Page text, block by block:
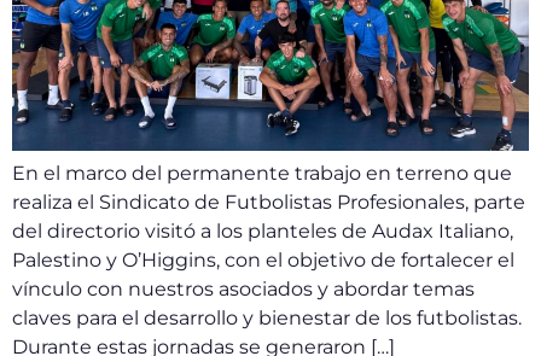
En el marco del permanente trabajo en terreno que
realiza el Sindicato de Futbolistas Profesionales, parte
del directorio visitó a los planteles de Audax Italiano,
Palestino y O’Higgins, con el objetivo de fortalecer el
vínculo con nuestros asociados y abordar temas
claves para el desarrollo y bienestar de los futbolistas.
Durante estas jornadas se generaron […]